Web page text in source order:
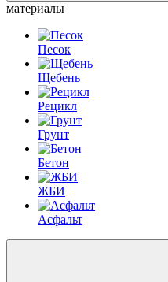
материалы
Песок
Щебень
Рецикл
Грунт
Бетон
ЖБИ
Асфальт